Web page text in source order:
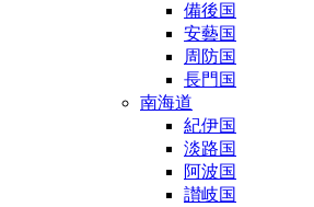
備後国
安藝国
周防国
長門国
南海道
紀伊国
淡路国
阿波国
讃岐国